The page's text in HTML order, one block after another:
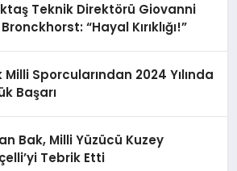
Teknik Direktörü Giovanni
“Hayal Kırıklığı!”
Milli Sporcularından 2024 Yılında
Başarı
Bak, Milli Yüzücü Kuzey
Tebrik Etti